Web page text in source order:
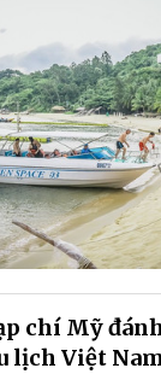
chí Mỹ
lịch Việt